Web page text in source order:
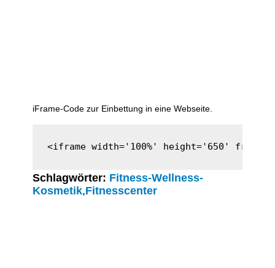
iFrame-Code zur Einbettung in eine Webseite.
<iframe width='100%' height='650'
Schlagwörter: Fitness-Wellness-
Kosmetik,Fitnesscenter